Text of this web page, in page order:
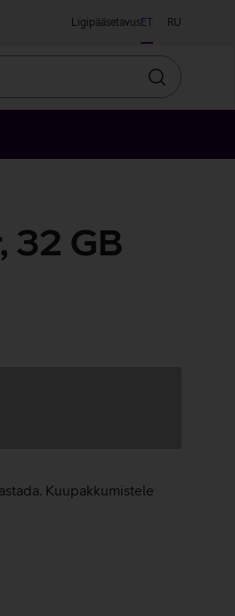
LigipääsetavusET RU
Otsin
32 GB
Kuupakkumistele